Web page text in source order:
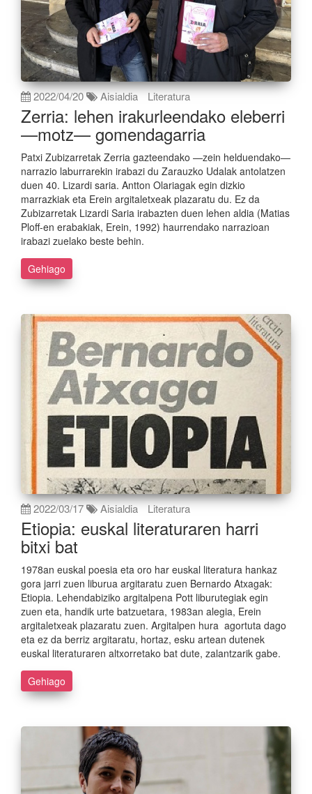
2022/04/20 Aisialdia Literatura
Zerria: lehen irakurleendako eleberri
—motz— gomendagarria
Patxi Zubizarretak Zerria gazteendako —zein helduendako—
narrazio laburrarekin irabazi du Zarauzko Udalak antolatzen
duen 40. Lizardi saria. Antton Olariagak egin dizkio
marrazkiak eta Erein argitaletxeak plazaratu du. Ez da
Zubizarretak Lizardi Saria irabazten duen lehen aldia (Matias
Ploff-en erabakiak, Erein, 1992) haurrendako narrazioan
irabazi zuelako beste behin.
Gehiago
2022/03/17 Aisialdia Literatura
Etiopia: euskal literaturaren harri
bitxi bat
1978an euskal poesia eta oro har euskal literatura hankaz
gora jarri zuen liburua argitaratu zuen Bernardo Atxagak:
Etiopia. Lehendabiziko argitalpena Pott liburutegiak egin
zuen eta, handik urte batzuetara, 1983an alegia, Erein
argitaletxeak plazaratu zuen. Argitalpen hura agortuta dago
eta ez da berriz argitaratu, hortaz, esku artean dutenek
euskal literaturaren altxorretako bat dute, zalantzarik gabe.
Gehiago